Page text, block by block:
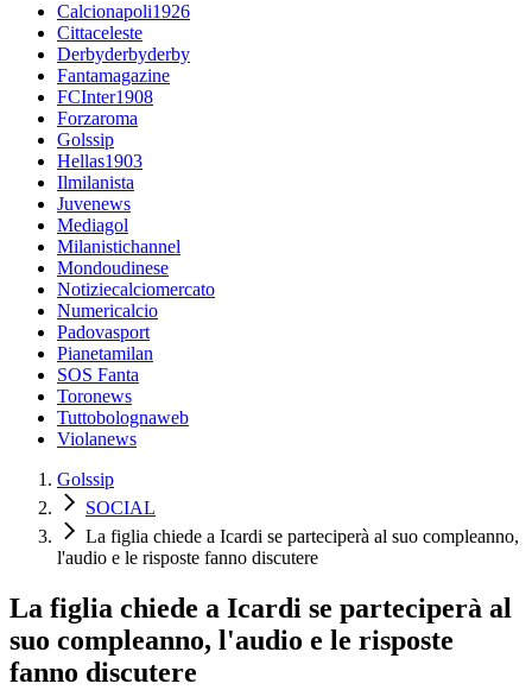
Calcionapoli1926
Cittaceleste
Derbyderbyderby
Fantamagazine
FCInter1908
Forzaroma
Golssip
Hellas1903
Ilmilanista
Juvenews
Mediagol
Milanistichannel
Mondoudinese
Notiziecalciomercato
Numericalcio
Padovasport
Pianetamilan
SOS Fanta
Toronews
Tuttobolognaweb
Violanews
Golssip
SOCIAL
La figlia chiede a Icardi se parteciperà al suo compleanno,
l'audio e le risposte fanno discutere
La figlia chiede a Icardi se parteciperà al
suo compleanno, l'audio e le risposte
fanno discutere